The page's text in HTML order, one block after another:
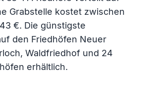
Grabstelle kostet zwischen
€. Die günstigste
den Friedhöfen Neuer
, Waldfriedhof und 24
erhältlich.